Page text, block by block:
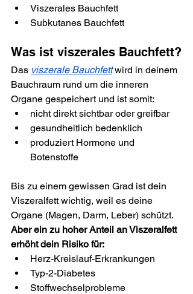
Viszerales Bauchfett
Subkutanes Bauchfett
Was ist viszerales Bauchfett?
Das viszerale Bauchfett wird in deinem
Bauchraum rund um die inneren
Organe gespeichert und ist somit:
nicht direkt sichtbar oder greifbar
gesundheitlich bedenklich
produziert Hormone und
Botenstoffe
Bis zu einem gewissen Grad ist dein
Viszeralfett wichtig, weil es deine
Organe (Magen, Darm, Leber) schützt.
Aber ein zu hoher Anteil an Viszeralfett
erhöht dein Risiko für:
Herz-Kreislauf-Erkrankungen
Typ-2-Diabetes
Stoffwechselprobleme